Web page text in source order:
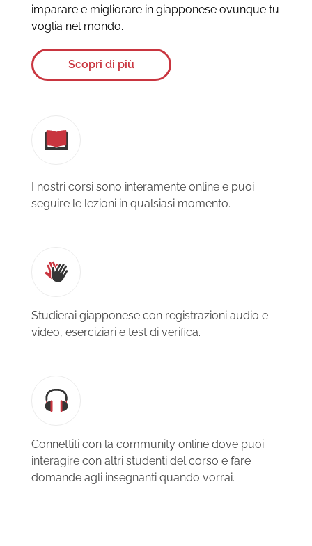
imparare e migliorare in giapponese ovunque tu
voglia nel mondo.
Scopri di più
I nostri corsi sono interamente online e puoi
seguire le lezioni in qualsiasi momento.
Studierai giapponese con registrazioni audio e
video, eserciziari e test di verifica.
Connettiti con la community online dove puoi
interagire con altri studenti del corso e fare
domande agli insegnanti quando vorrai.